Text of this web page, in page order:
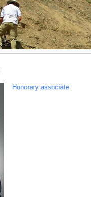
Honorary associate